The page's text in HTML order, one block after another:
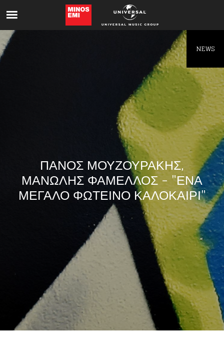
ΠΑΝΟΣ ΜΟΥΖΟΥΡΑΚΗΣ,
ΜΑΝΩΛΗΣ ΦΑΜΕΛΛΟΣ - "ΕΝΑ
ΜΕΓΑΛΟ ΦΩΤΕΙΝΟ ΚΑΛΟΚΑΙΡΙ"
NEWS
Like being first?
Get news from your favorite artists before
everyone else.